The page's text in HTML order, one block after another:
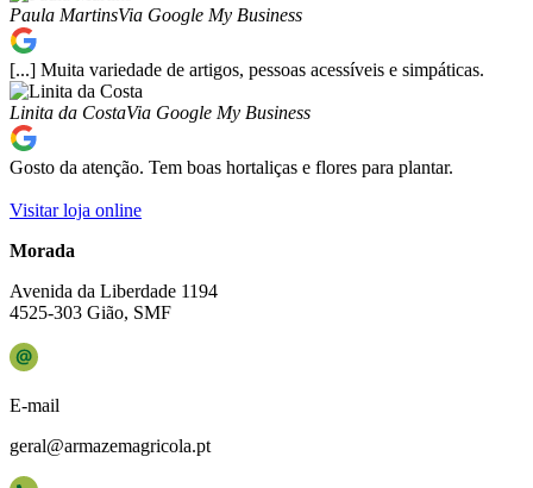
Paula MartinsVia Google My Business
[...] Muita variedade de artigos, pessoas acessíveis e simpáticas.
Linita da CostaVia Google My Business
Gosto da atenção. Tem boas hortaliças e flores para plantar.
Visitar loja online
Morada
Avenida da Liberdade 1194
4525-303 Gião, SMF
E-mail
geral@armazemagricola.pt